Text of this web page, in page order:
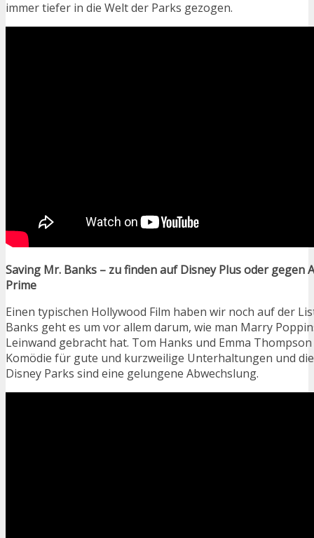
immer tiefer in die Welt der Parks gezogen.
Saving Mr. Banks – zu finden auf Disney Plus oder gegen
Prime
Einen typischen Hollywood Film haben wir noch auf der
Banks geht es um vor allem darum, wie man Marry
Leinwand gebracht hat. Tom Hanks und Emma
Komödie für gute und kurzweilige Unterhaltungen und
Disney Parks sind eine gelungene Abwechslung.